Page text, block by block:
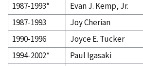
1987-1993*
Evan J. Kemp, Jr.
1987-1993
Joy Cherian
1990-1996
Joyce E. Tucker
1994-2002*
Paul Igasaki